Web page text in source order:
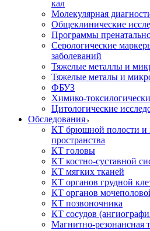
кал
Молекулярная
Общеклинические
Программы
Серологические
заболеваний
Тяжелые металлы и
Тяжелые металы и
ФБУЗ
Химико-
Цитологические
Обследования
КТ брюшной полости и
пространства
КТ головы
КТ костно-суставной
КТ мягких тканей
КТ органов грудной
КТ органов
КТ позвоночника
КТ сосудов
Магнитно-резонансная